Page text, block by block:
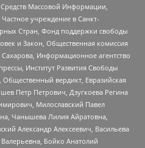
Массовой Информации,
учреждение в Санкт-
Стран, Фонд поддержки свободы
и Закон, Общественная комиссия
Информационное агентство
Институт Развития Свободы
вердикт, Евразийская
Петр Петрович, Дзугкоева Регина
Милославский Павел
Чанышева Лилия Айратовна,
Александр Алексеевич, Васильева
Бойко Анатолий